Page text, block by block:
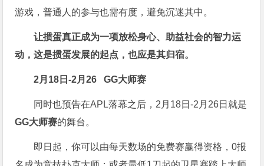
游戏，普通人的参与也需有度，避免沉迷其中。
让掼蛋真正成为一项放松身心、助益社会的智力运
动，这是掼蛋发展的起点，也应是其归宿。
2月18日-2月26GG大师赛
同时也预告在APL落幕之后，2月18日-2月26日就是
GG大师赛的舞台。
即日起，你可以由每天数场的免费赛赢得资格，0报